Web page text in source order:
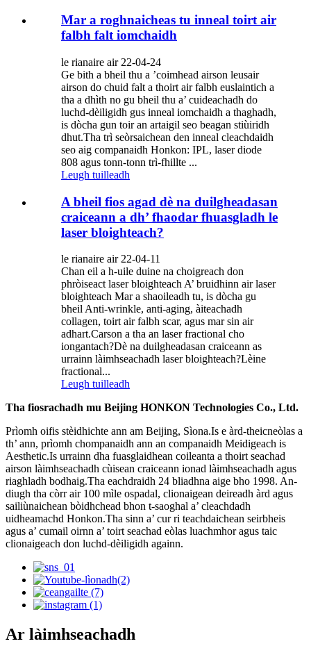
Mar a roghnaicheas tu inneal toirt air
falbh falt iomchaidh
le rianaire air 22-04-24
Ge bith a bheil thu a ’coimhead airson leusair
airson do chuid falt a thoirt air falbh euslaintich a
tha a dhìth no gu bheil thu a’ cuideachadh do
luchd-dèiligidh gus inneal iomchaidh a thaghadh,
is dòcha gun toir an artaigil seo beagan stiùiridh
dhut.Tha trì seòrsaichean den inneal cleachdaidh
seo aig companaidh Honkon: IPL, laser diode
808 agus tonn-tonn trì-fhillte ...
Leugh tuilleadh
A bheil fios agad dè na duilgheadasan
craiceann a dh’ fhaodar fhuasgladh le
laser bloighteach?
le rianaire air 22-04-11
Chan eil a h-uile duine na choigreach don
phròiseact laser bloighteach A’ bruidhinn air laser
bloighteach Mar a shaoileadh tu, is dòcha gu
bheil Anti-wrinkle, anti-aging, àiteachadh
collagen, toirt air falbh scar, agus mar sin air
adhart.Carson a tha an laser fractional cho
iongantach?Dè na duilgheadasan craiceann as
urrainn làimhseachadh laser bloighteach?Lèine
fractional...
Leugh tuilleadh
Tha fiosrachadh mu Beijing HONKON Technologies Co., Ltd.
Prìomh oifis stèidhichte ann am Beijing, Sìona.Is e àrd-theicneòlas a
th’ ann, prìomh chompanaidh ann an companaidh Meidigeach is
Aesthetic.Is urrainn dha fuasglaidhean coileanta a thoirt seachad
airson làimhseachadh cùisean craiceann ionad làimhseachadh agus
riaghladh bodhaig.Tha eachdraidh 24 bliadhna aige bho 1998. An-
diugh tha còrr air 100 mìle ospadal, clionaigean deireadh àrd agus
sailiùnaichean bòidhchead bhon t-saoghal a’ cleachdadh
uidheamachd Honkon.Tha sinn a’ cur ri teachdaichean seirbheis
agus a’ cumail oirnn a’ toirt seachad eòlas luachmhor agus taic
clionaigeach don luchd-dèiligidh againn.
Ar làimhseachadh